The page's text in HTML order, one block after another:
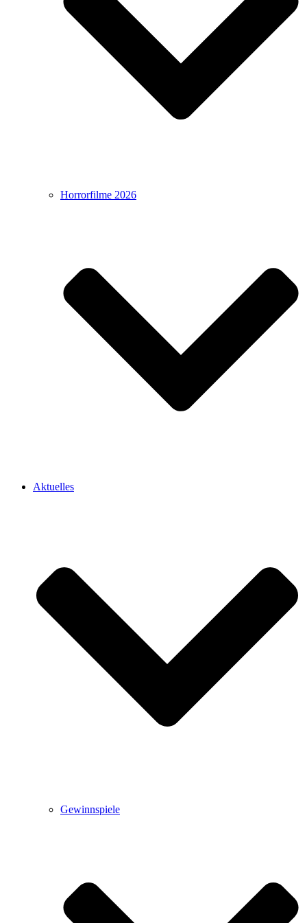
Horrorfilme 2026
Aktuelles
Gewinnspiele